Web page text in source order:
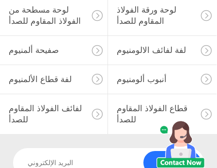
لوحة مسطحة من
الفولاذ المقاوم للصدأ
لوحة ورقة الفولاذ
المقاوم للصدأ
صفيحة ألمنيوم لفة لفائف الالومنيوم
لفة قطاع الألمنيوم أنبوب ألومنيوم
لفائف الفولاذ المقاوم
للصدأ
قطاع الفولاذ المقاوم
للصدأ
الاشتراك